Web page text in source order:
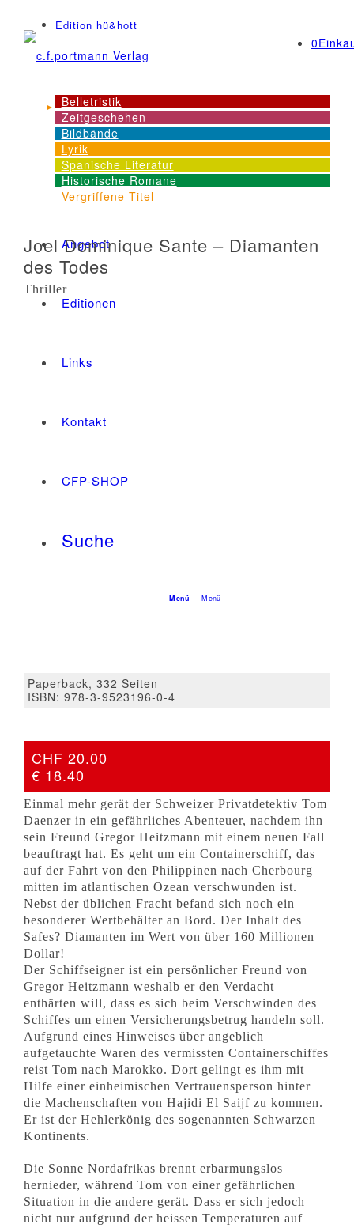
Edition hü&hott
0
NEWS
Dienstleistungen
Angebot
Editionen
Links
Kontakt
CFP-SHOP
Suche
Menü Menü
Belletristik
Zeitgeschehen
Bildbände
Lyrik
Spanische Literatur
Historische Romane
Vergriffene Titel
Joel Dominique Sante – Diamanten
des Todes
Thriller
Paperback, 332 Seiten
ISBN: 978-3-9523196-0-4
CHF 20.00
€ 18.40
Einmal mehr gerät der Schweizer Privatdetektiv Tom
Daenzer in ein gefährliches Abenteuer, nachdem ihn
sein Freund Gregor Heitzmann mit einem neuen Fall
beauftragt hat. Es geht um ein Containerschiff, das
auf der Fahrt von den Philippinen nach Cherbourg
mitten im atlantischen Ozean verschwunden ist.
Nebst der üblichen Fracht befand sich noch ein
besonderer Wertbehälter an Bord. Der Inhalt des
Safes? Diamanten im Wert von über 160 Millionen
Dollar!
Der Schiffseigner ist ein persönlicher Freund von
Gregor Heitzmann weshalb er den Verdacht
enthärten will, dass es sich beim Verschwinden des
Schiffes um einen Versicherungsbetrug handeln soll.
Aufgrund eines Hinweises über angeblich
aufgetauchte Waren des vermissten Containerschiffes
reist Tom nach Marokko. Dort gelingt es ihm mit
Hilfe einer einheimischen Vertrauensperson hinter
die Machenschaften von Hajidi El Saijf zu kommen.
Er ist der Hehlerkönig des sogenannten Schwarzen
Kontinents.
Die Sonne Nordafrikas brennt erbarmungslos
hernieder, während Tom von einer gefährlichen
Situation in die andere gerät. Dass er sich jedoch
nicht nur aufgrund der heissen Temperaturen auf